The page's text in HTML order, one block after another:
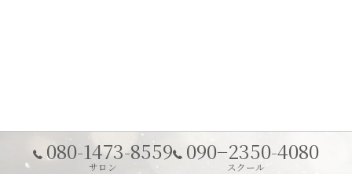
080-1473-8559
サロン
090−2350-4080
スクール